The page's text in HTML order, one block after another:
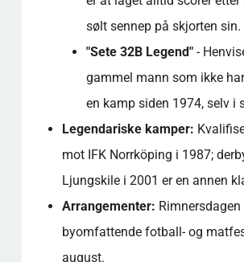
sølt sennep på skjorten sin.
"Sete 32B Legend"-
gammel mann som ikke
en kamp siden 1974, selv i
Legendariske kamper:
mot IFK Norrköping i 1987;
Ljungskile i 2001 er en annen
Arrangementer: Rimnersdagen
byomfattende fotball- og
august.